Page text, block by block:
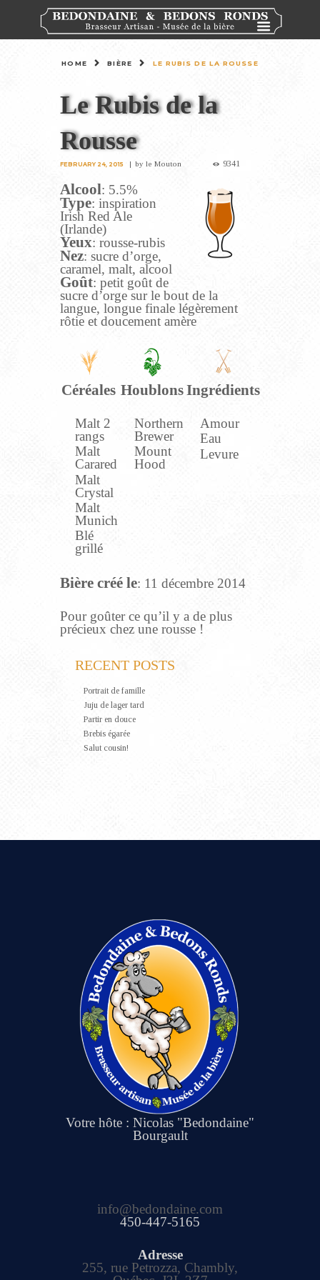
HOME BIÈRE LE RUBIS DE LA ROUSSE
Le Rubis de la
Rousse
FEBRUARY 24, 2015 byle Mouton 9341
Alcool: 5.5%
Type: inspiration
Irish Red Ale
(Irlande)
Yeux: rousse-rubis
Nez: sucre d’orge,
caramel, malt, alcool
Goût: petit goût de
sucre d’orge sur le bout de la
langue, longue finale légèrement
rôtie et doucement amère
Céréales
Malt 2
rangs
Malt
Carared
Malt
Crystal
Malt
Munich
Blé
grillé
Houblons
Northern
Brewer
Mount
Hood
Ingrédients
Amour
Eau
Levure
Bière créé le: 11 décembre 2014
Pour goûter ce qu’il y a de plus
précieux chez une rousse !
RECENT POSTS
Portrait de famille
Juju de lager tard
Partir en douce
Brebis égarée
Salut cousin!
Votre hôte : Nicolas "Bedondaine"
Bourgault
info@bedondaine.com
450-447-5165
Adresse
255, rue Petrozza, Chambly,